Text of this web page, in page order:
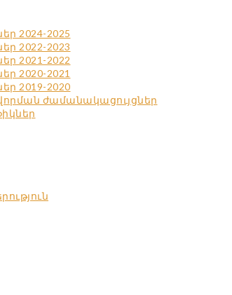
2024-2025
2022-2023
2021-2022
2020-2021
2019-2020
ժամանակացույցներ